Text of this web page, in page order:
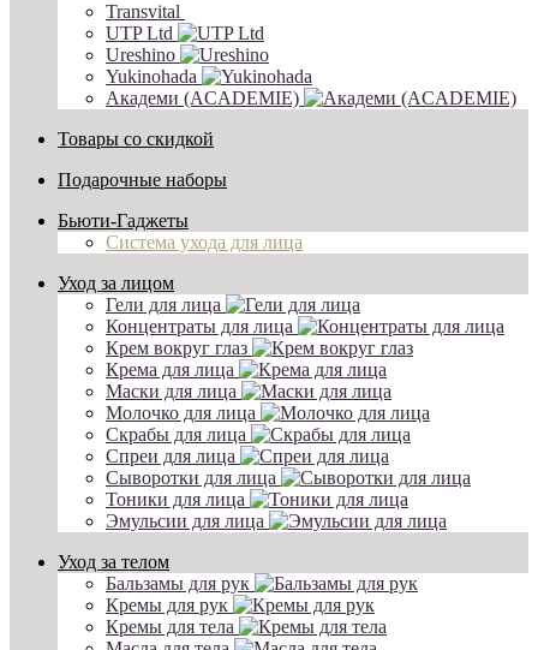
Transvital
UTP Ltd
Ureshino
Yukinohada
Академи (ACADEMIE)
Товары со скидкой
Подарочные наборы
Бьюти-Гаджеты
Система ухода для лица
Уход за лицом
Гели для лица
Концентраты для лица
Крем вокруг глаз
Крема для лица
Маски для лица
Молочко для лица
Скрабы для лица
Спреи для лица
Сыворотки для лица
Тоники для лица
Эмульсии для лица
Уход за телом
Бальзамы для рук
Кремы для рук
Кремы для тела